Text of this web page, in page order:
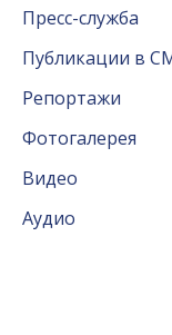
Пресс-служба
Публикации в
Репортажи
Фотогалерея
Видео
Аудио